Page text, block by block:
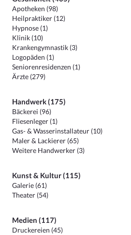
Apotheken (98)
Heilpraktiker (12)
Hypnose (1)
Klinik (10)
Krankengymnastik (3)
Logopäden (1)
Seniorenresidenzen (1)
Ärzte (279)
Handwerk (175)
Bäckerei (96)
Fliesenleger (1)
Gas- & Wasserinstallateur (10)
Maler & Lackierer (65)
Weitere Handwerker (3)
Kunst & Kultur (115)
Galerie (61)
Theater (54)
Medien (117)
Druckereien (45)